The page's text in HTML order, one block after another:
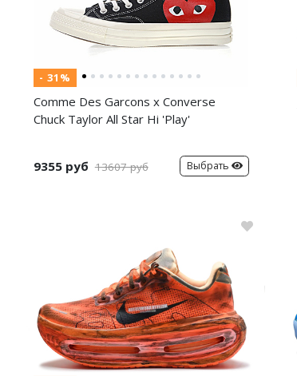
- 31%
Comme Des Garcons x Converse
Chuck Taylor All Star Hi 'Play'
9355 руб 13607 руб Выбрать